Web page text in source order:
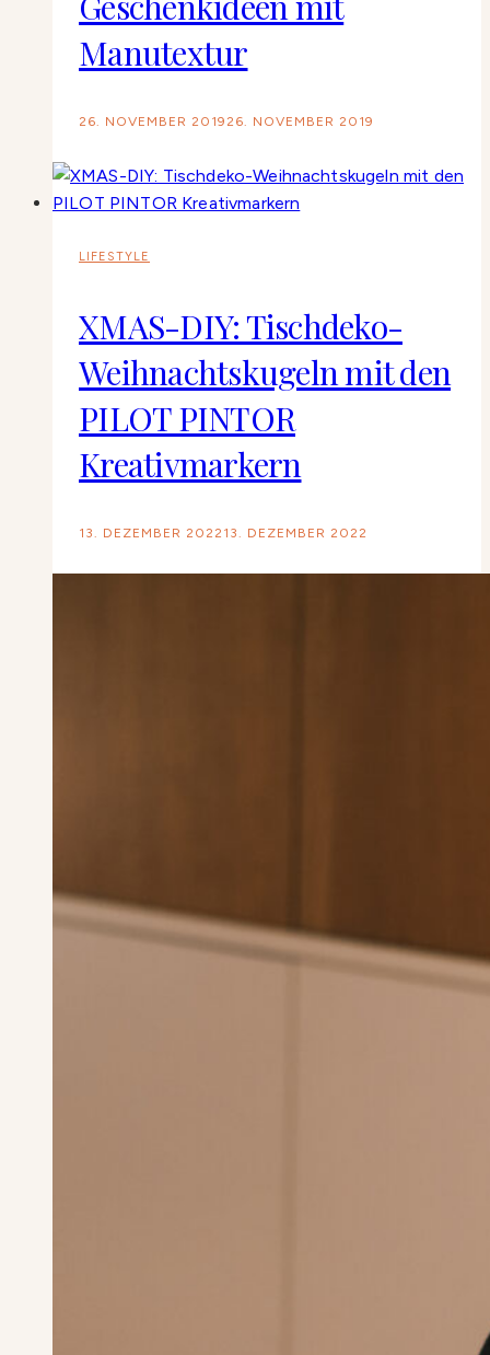
Manutextur
26. NOVEMBER 2019 26. NOVEMBER 2019
LIFESTYLE
XMAS-DIY: Tischdeko-
Weihnachtskugeln mit den
PILOT PINTOR
Kreativmarkern
13. DEZEMBER 2022 13. DEZEMBER 2022